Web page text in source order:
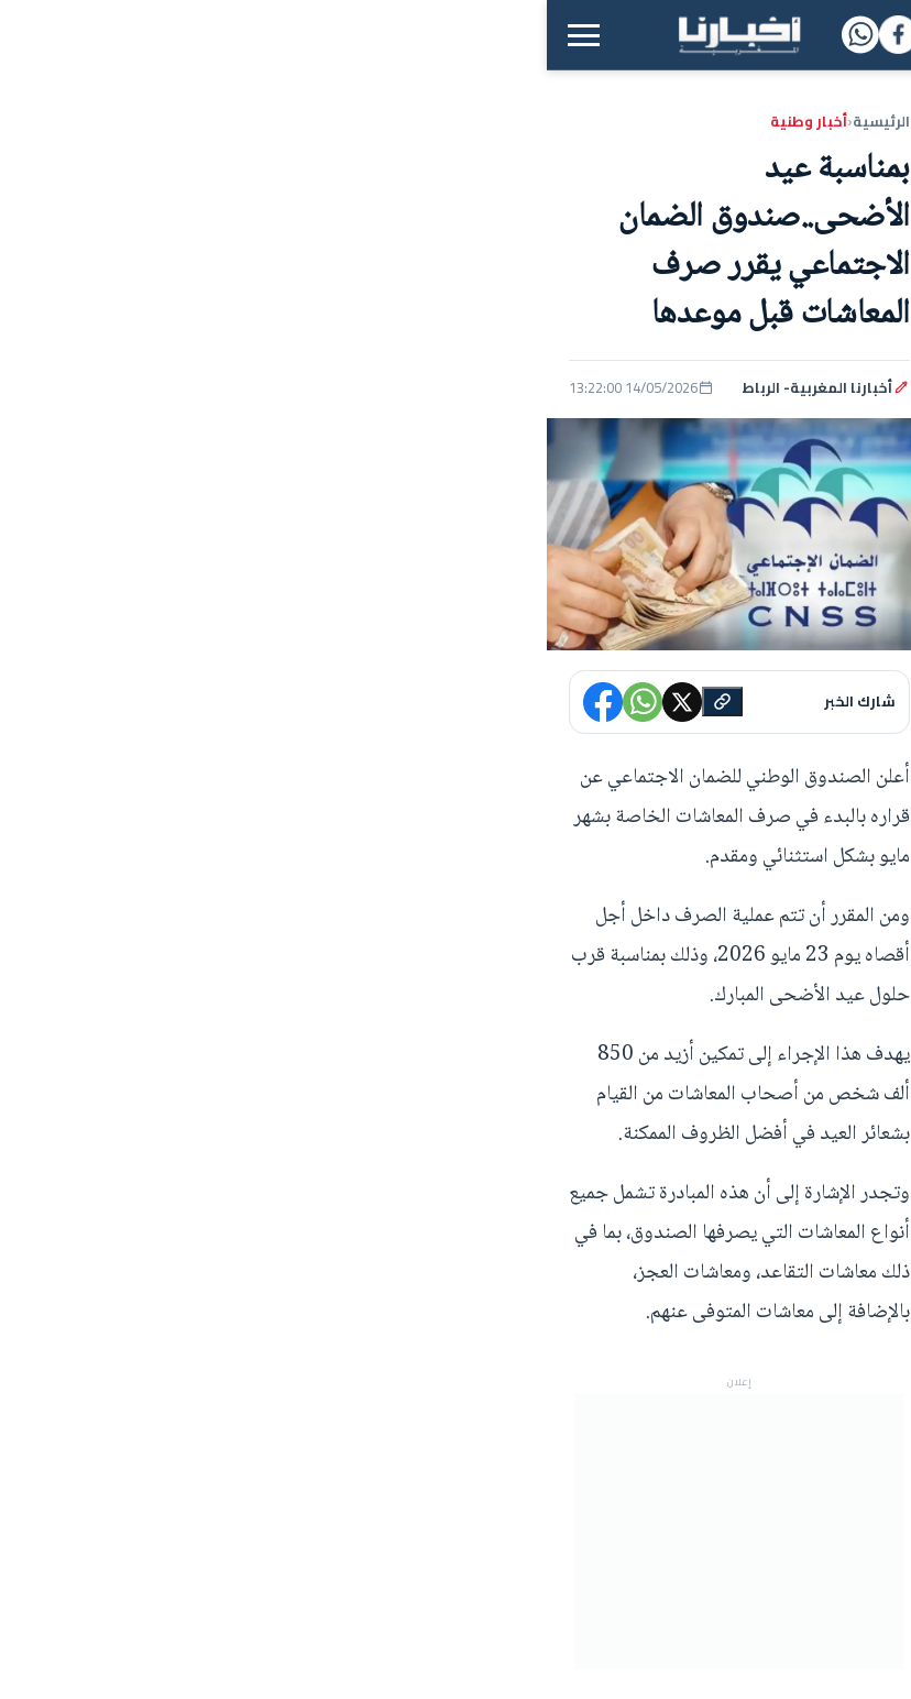
القائمة الرئيسية
الرئيسية‹أخبار وطنية
بمناسبة عيد
الأضحى..صندوق الضمان
الاجتماعي يقرر صرف
المعاشات قبل موعدها
أخبارنا المغربية- الرباط 14/05/2026 13:22:00
شارك الخبر
أعلن الصندوق الوطني للضمان الاجتماعي عن
قراره بالبدء في صرف المعاشات الخاصة بشهر
مايو بشكل استثنائي ومقدم.
ومن المقرر أن تتم عملية الصرف داخل أجل
أقصاه يوم 23 مايو 2026، وذلك بمناسبة قرب
حلول عيد الأضحى المبارك.
يهدف هذا الإجراء إلى تمكين أزيد من 850
ألف شخص من أصحاب المعاشات من القيام
بشعائر العيد في أفضل الظروف الممكنة.
وتجدر الإشارة إلى أن هذه المبادرة تشمل جميع
أنواع المعاشات التي يصرفها الصندوق، بما في
ذلك معاشات التقاعد، ومعاشات العجز،
بالإضافة إلى معاشات المتوفى عنهم.
إعلان